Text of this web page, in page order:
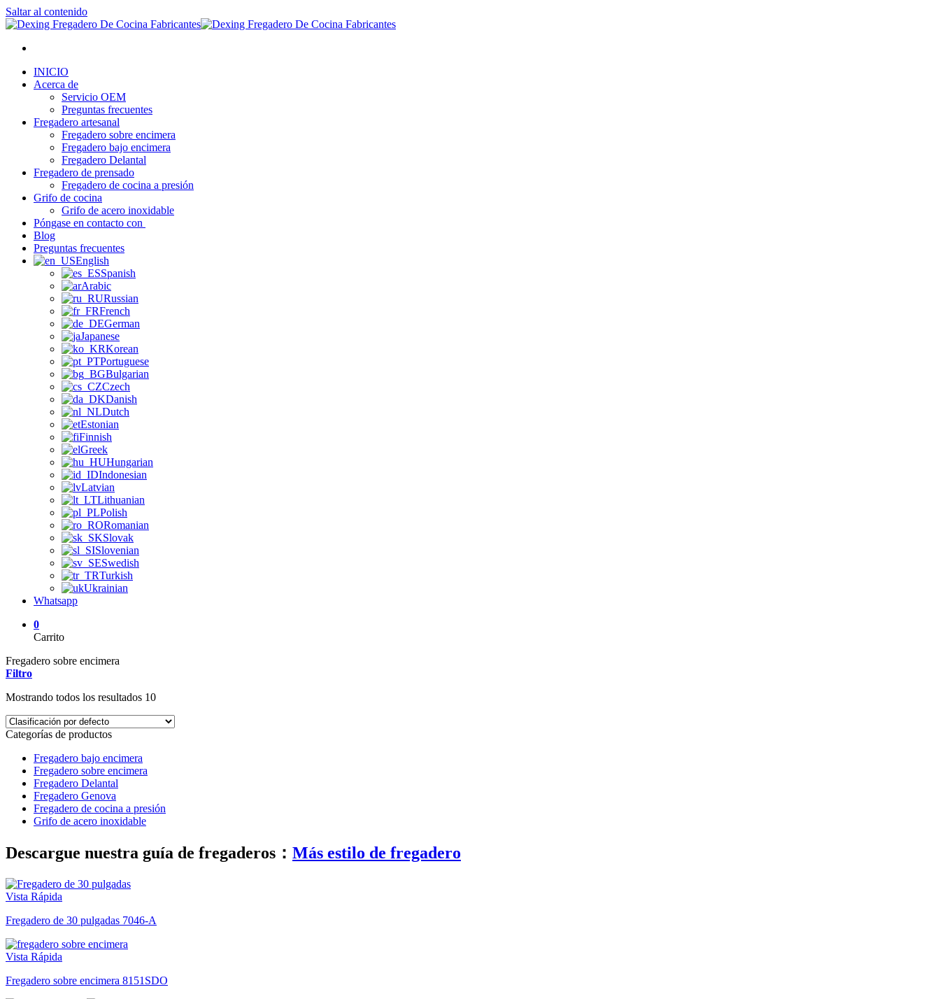
Saltar al contenido
INICIO
Acerca de
Servicio OEM
Preguntas frecuentes
Fregadero artesanal
Fregadero sobre encimera
Fregadero bajo encimera
Fregadero Delantal
Fregadero de prensado
Fregadero de cocina a presión
Grifo de cocina
Grifo de acero inoxidable
Póngase en contacto con
Blog
Preguntas frecuentes
English
Spanish
Arabic
Russian
French
German
Japanese
Korean
Portuguese
Bulgarian
Czech
Danish
Dutch
Estonian
Finnish
Greek
Hungarian
Indonesian
Latvian
Lithuanian
Polish
Romanian
Slovak
Slovenian
Swedish
Turkish
Ukrainian
Whatsapp
0
Carrito
Fregadero sobre encimera
Filtro
Mostrando todos los resultados 10
Categorías de productos
Fregadero bajo encimera
Fregadero sobre encimera
Fregadero Delantal
Fregadero Genova
Fregadero de cocina a presión
Grifo de acero inoxidable
Descargue nuestra guía de fregaderos： Más estilo de fregadero
Vista Rápida
Fregadero de 30 pulgadas 7046-A
Vista Rápida
Fregadero sobre encimera 8151SDO